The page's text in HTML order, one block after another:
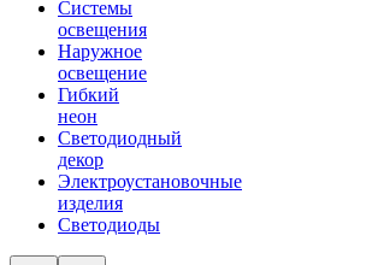
Системы
освещения
Наружное
освещение
Гибкий
неон
Светодиодный
декор
Электроустановочные
изделия
Светодиоды